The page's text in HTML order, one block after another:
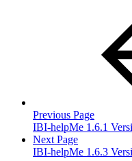
Previous Page
IBI-helpMe 1.6.1
Next Page
IBI-helpMe 1.6.3